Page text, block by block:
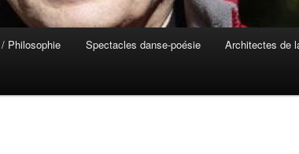
Philosophie Spectacles danse-poésie Architectes de